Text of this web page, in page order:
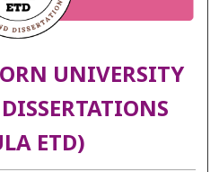
UNIVERSITY
ETD)